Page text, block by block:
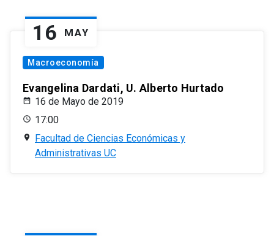
16 MAY
Macroeconomía
Evangelina Dardati, U. Alberto Hurtado
16 de Mayo de 2019
17:00
Facultad de Ciencias Económicas y
Administrativas UC